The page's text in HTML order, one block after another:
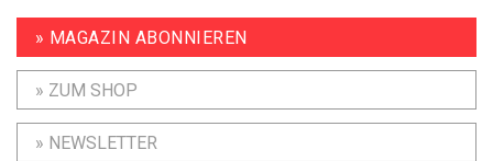
» MAGAZIN ABONNIEREN
» ZUM SHOP
» NEWSLETTER